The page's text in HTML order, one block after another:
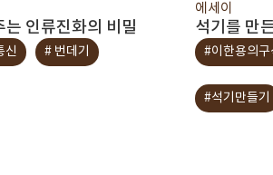
는 인류진화의 비밀
신 # 번데기
에세이
석기를 만
#이한용의구
#석기만들기